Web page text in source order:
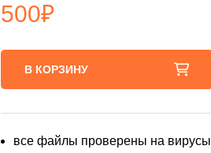
500₽
В КОРЗИНУ
все файлы проверены на вирусы